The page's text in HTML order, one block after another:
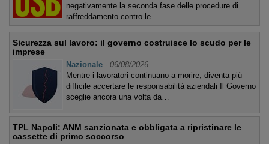
negativamente la seconda fase delle procedure di
raffreddamento contro le…
Sicurezza sul lavoro: il governo costruisce lo scudo per le
imprese
Nazionale - 06/08/2026
Mentre i lavoratori continuano a morire, diventa più
difficile accertare le responsabilità aziendali Il Governo
sceglie ancora una volta da…
TPL Napoli: ANM sanzionata e obbligata a ripristinare le
cassette di primo soccorso